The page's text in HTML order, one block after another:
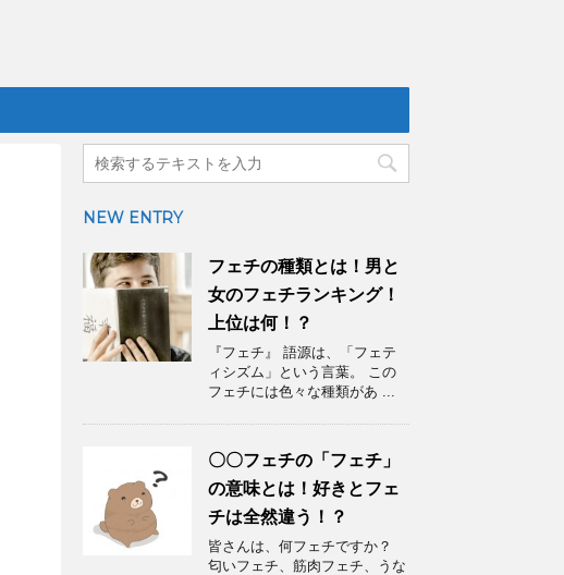
NEW ENTRY
フェチの種類とは！男と
女のフェチランキング！
上位は何！？
『フェチ』 語源は、「フェテ
ィシズム」という言葉。 この
フェチには色々な種類があ ...
〇〇フェチの「フェチ」
の意味とは！好きとフェ
チは全然違う！？
皆さんは、何フェチですか？
匂いフェチ、筋肉フェチ、うな